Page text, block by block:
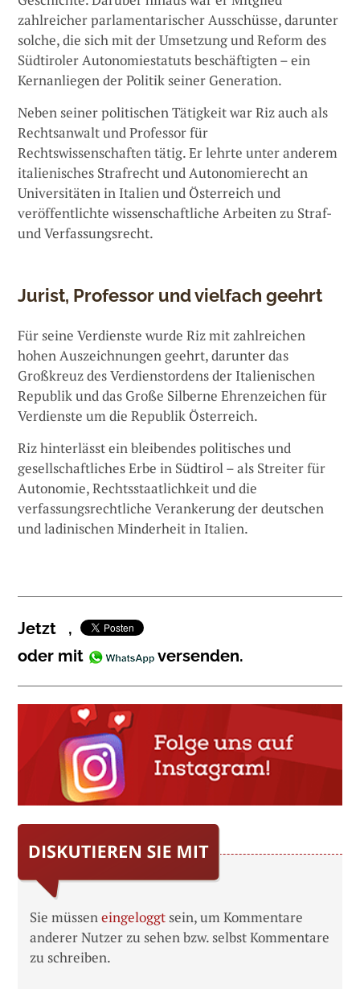
zahlreicher parlamentarischer Ausschüsse, darunter
solche, die sich mit der Umsetzung und Reform des
Südtiroler Autonomiestatuts beschäftigten – ein
Kernanliegen der Politik seiner Generation.
Neben seiner politischen Tätigkeit war Riz auch als
Rechtsanwalt und Professor für
Rechtswissenschaften tätig. Er lehrte unter anderem
italienisches Strafrecht und Autonomierecht an
Universitäten in Italien und Österreich und
veröffentlichte wissenschaftliche Arbeiten zu Straf-
und Verfassungsrecht.
Jurist, Professor und vielfach geehrt
Für seine Verdienste wurde Riz mit zahlreichen
hohen Auszeichnungen geehrt, darunter das
Großkreuz des Verdienstordens der Italienischen
Republik und das Große Silberne Ehrenzeichen für
Verdienste um die Republik Österreich.
Riz hinterlässt ein bleibendes politisches und
gesellschaftliches Erbe in Südtirol – als Streiter für
Autonomie, Rechtsstaatlichkeit und die
verfassungsrechtliche Verankerung der deutschen
und ladinischen Minderheit in Italien.
Jetzt
,
oder mit
versenden.
Sie müsseneingeloggt sein, um Kommentare
anderer Nutzer zu sehen bzw. selbst Kommentare
zu schreiben.